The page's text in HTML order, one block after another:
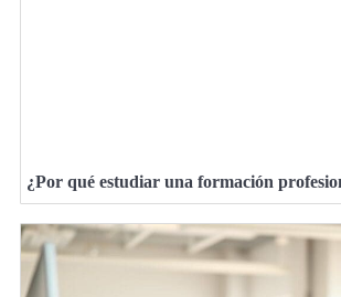
¿Por qué estudiar una formación